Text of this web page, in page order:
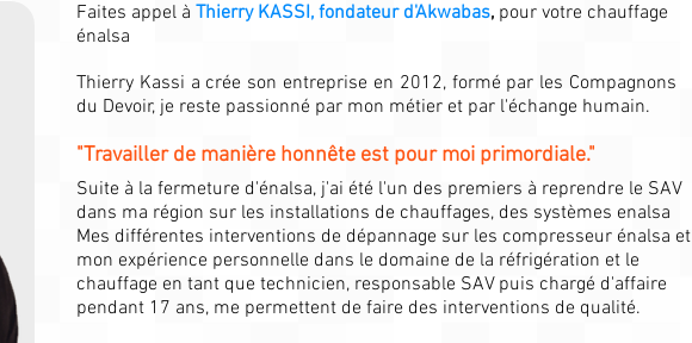
Faites appel à Thierry KASSI, fondateur d'Akwabas, pour votre chauffage
énalsa
Thierry Kassi a crée son entreprise en 2012, formé par les Compagnons
du Devoir, je reste passionné par mon métier et par l'échange humain.
"Travailler de manière honnête est pour moi primordiale."
Suite à la fermeture d'énalsa, j'ai été l'un des premiers à reprendre le SAV
dans ma région sur les installations de chauffages, des systèmes enalsa
Mes différentes interventions de dépannage sur les compresseur énalsa et
mon expérience personnelle dans le domaine de la réfrigération et le
chauffage en tant que technicien, responsable SAV puis chargé d'affaire
pendant 17 ans, me permettent de faire des interventions de qualité.